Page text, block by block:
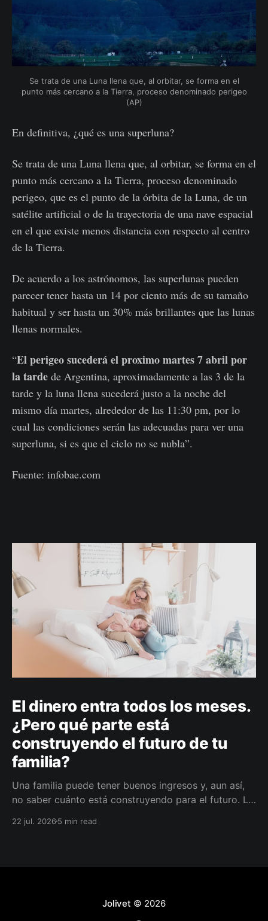
Se trata de una Luna llena que, al orbitar, se forma en el
punto más cercano a la Tierra, proceso denominado perigeo
(AP)
En definitiva, ¿qué es una superluna?
Se trata de una Luna llena que, al orbitar, se forma en el
punto más cercano a la Tierra, proceso denominado
perigeo, que es el punto de la órbita de la Luna, de un
satélite artificial o de la trayectoria de una nave espacial
en el que existe menos distancia con respecto al centro
de la Tierra.
De acuerdo a los astrónomos, las superlunas pueden
parecer tener hasta un 14 por ciento más de su tamaño
habitual y ser hasta un 30% más brillantes que las lunas
llenas normales.
“El perigeo sucederá el proximo martes 7 abril por
la tarde de Argentina, aproximadamente a las 3 de la
tarde y la luna llena sucederá justo a la noche del
mismo día martes, alrededor de las 11:30 pm, por lo
cual las condiciones serán las adecuadas para ver una
superluna, si es que el cielo no se nubla”.
Fuente: infobae.com
El dinero entra todos los meses.
¿Pero qué parte está
construyendo el futuro de tu
familia?
Una familia puede tener buenos ingresos y, aun así,
no saber cuánto está construyendo para el futuro. La
darle a cada parte del ingreso un propósito, un plazo
22 jul. 20265 min read
Jolivet © 2026